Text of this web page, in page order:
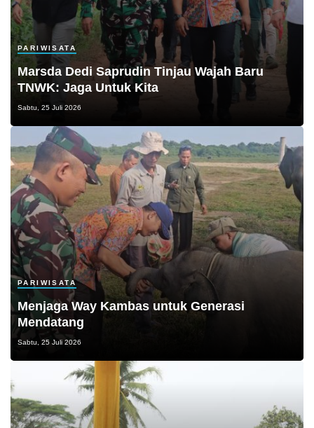
PARIWISATA
Marsda Dedi Saprudin Tinjau Wajah Baru
TNWK: Jaga Untuk Kita
Sabtu, 25 Juli 2026
PARIWISATA
Menjaga Way Kambas untuk Generasi
Mendatang
Sabtu, 25 Juli 2026